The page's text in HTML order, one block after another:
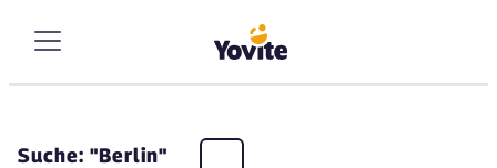
Suche: "Berlin"